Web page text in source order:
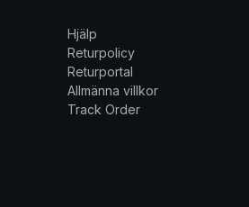
Hjälp
Returpolicy
Returportal
Allmänna villkor
Track Order